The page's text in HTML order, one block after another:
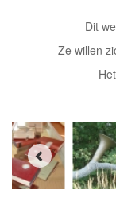
Dit
Ze willen